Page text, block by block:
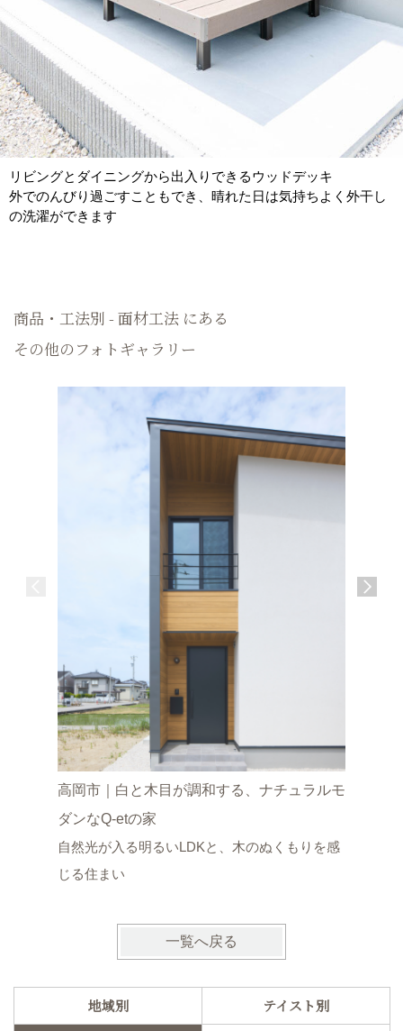
リビングとダイニングから出入りできるウッドデッキ
外でのんびり過ごすこともでき、晴れた日は気持ちよく外干し
の洗濯ができます
商品・工法別 - 面材工法 にある
その他のフォトギャラリー
高岡市｜白と木目が調和する、ナチュラルモ
ダンなQ-etの家
自然光が入る明るいLDKと、木のぬくもりを感
じる住まい
一覧へ戻る
地域別
テイスト別